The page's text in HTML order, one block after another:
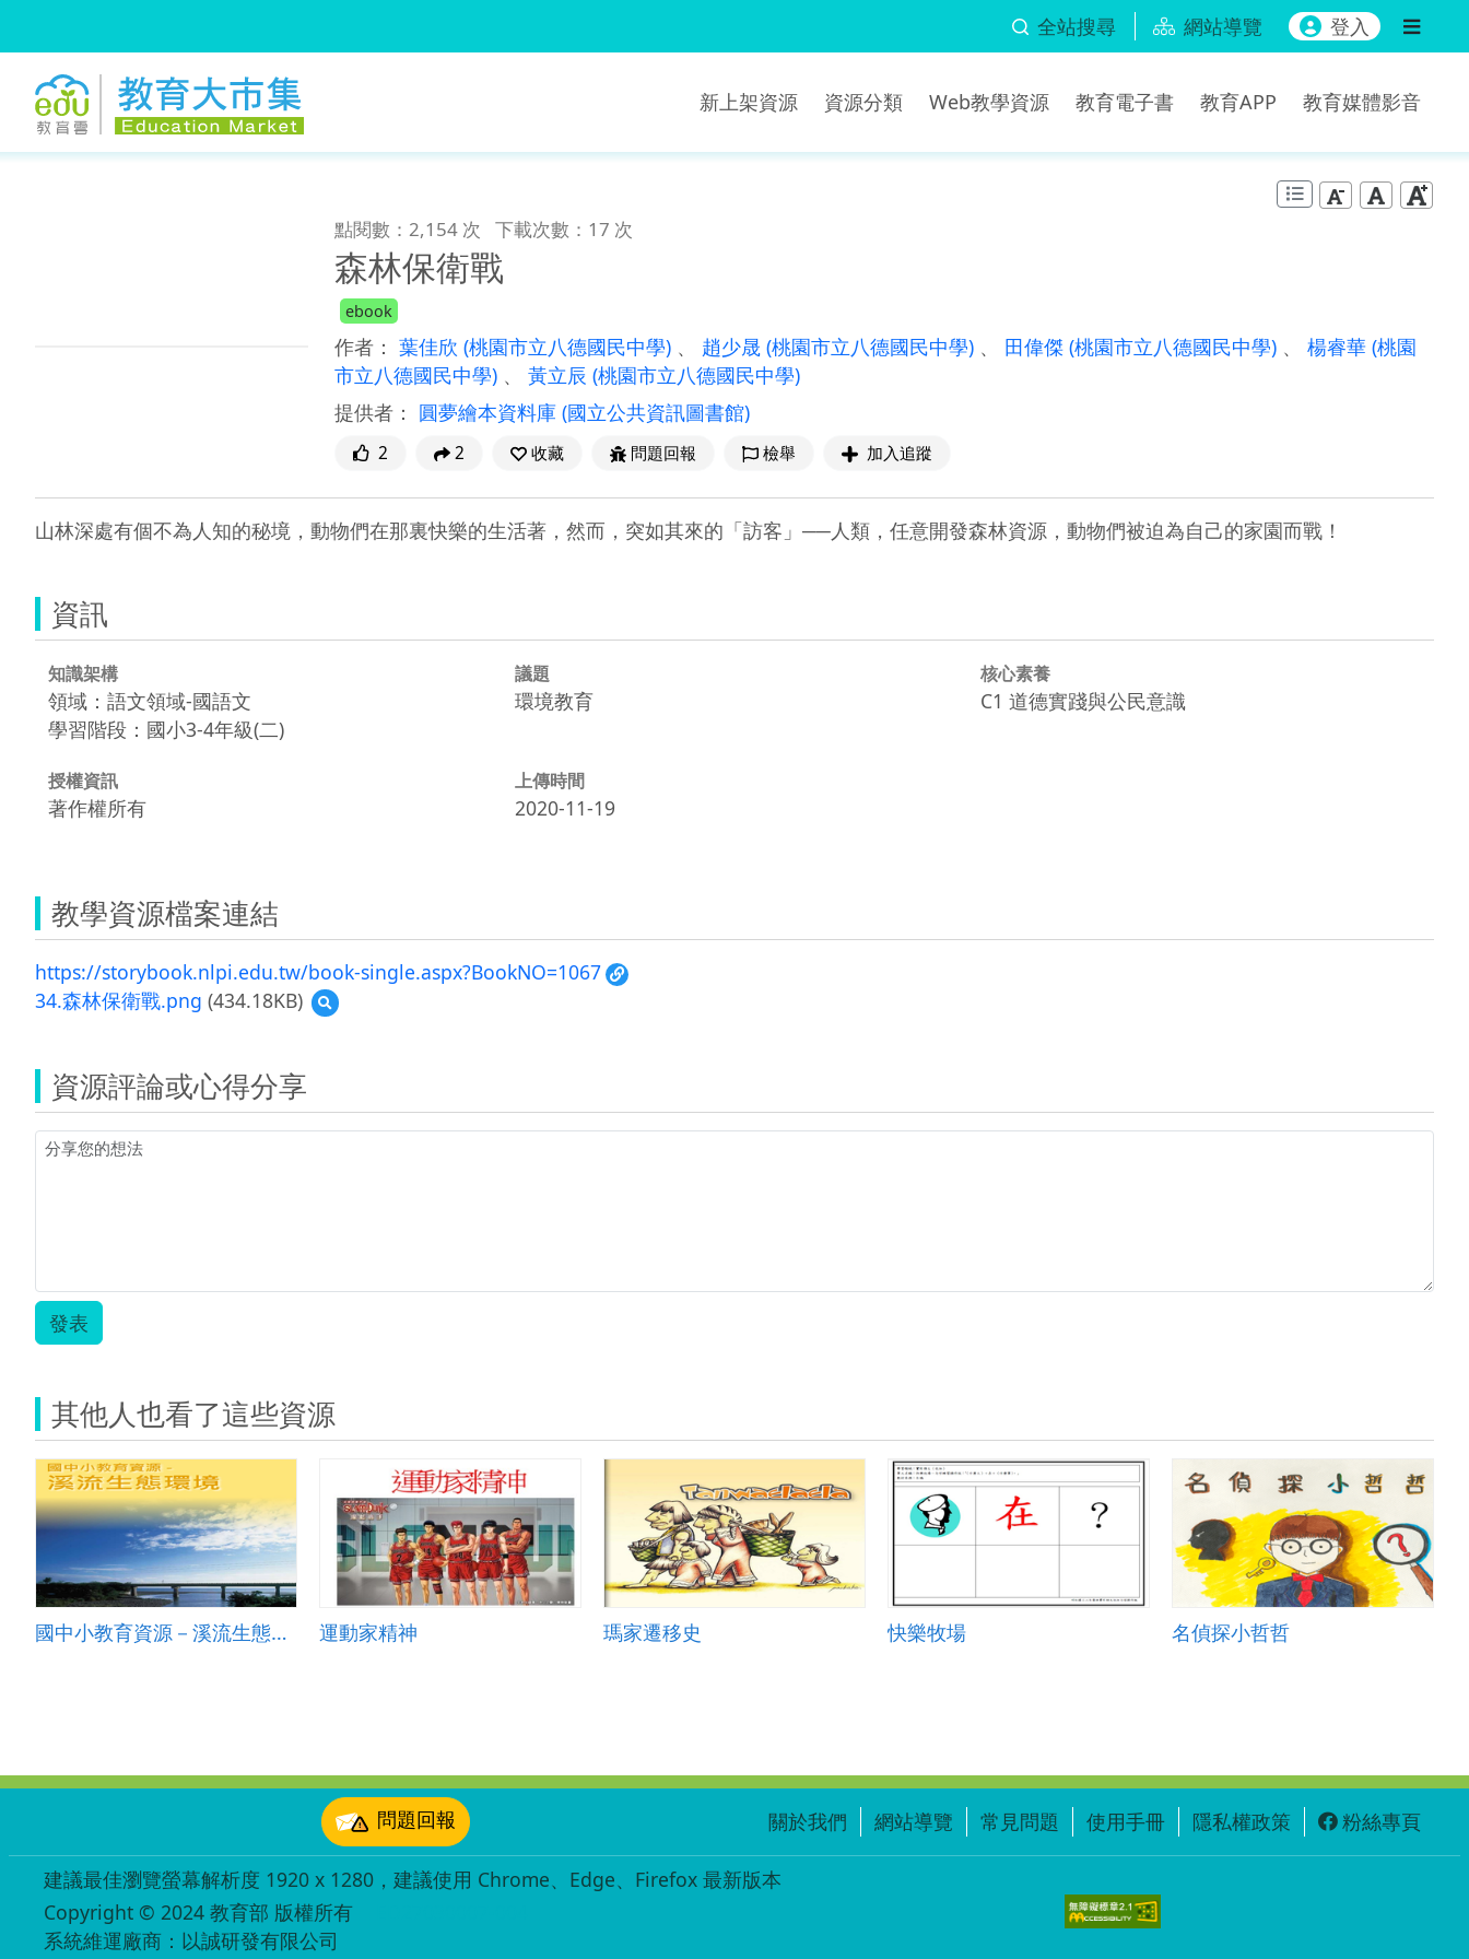
全站搜尋 網站導覽 登入
新上架資源 資源分類 Web教學資源 教育電子書 教育APP 教育媒體影音
點閱數：2,154 次 下載次數：17 次
森林保衛戰
ebook
作者： 葉佳欣 (桃園市立八德國民中學) 、 趙少晟 (桃園市立八德國民中學) 、 田偉傑 (桃園市立八德國民中學) 、 楊睿華 (桃園
市立八德國民中學) 、 黃立辰 (桃園市立八德國民中學)
提供者： 圓夢繪本資料庫 (國立公共資訊圖書館)
2 2 收藏 問題回報 檢舉 加入追蹤
山林深處有個不為人知的秘境，動物們在那裏快樂的生活著，然而，突如其來的「訪客」──人類，任意開發森林資源，動物們被迫為自己的家園而戰！
資訊
知識架構
領域：語文領域-國語文
學習階段：國小3-4年級(二)
議題
環境教育
核心素養
C1 道德實踐與公民意識
授權資訊
著作權所有
上傳時間
2020-11-19
教學資源檔案連結
https://storybook.nlpi.edu.tw/book-single.aspx?BookNO=1067
34.森林保衛戰.png (434.18KB)
預
覽
衛
資源評論或心得分享
發表
其他人也看了這些資源
國中小教育資源－溪流生態環境 運動家精神 瑪家遷移史 快樂牧場 名偵探小哲哲
問題回報 關於我們 網站導覽 常見問題 使用手冊 隱私權政策 粉絲專頁
建議最佳瀏覽螢幕解析度 1920 x 1280，建議使用 Chrome、Edge、Firefox 最新版本
Copyright © 2024 教育部 版權所有
系統維運廠商：以誠研發有限公司